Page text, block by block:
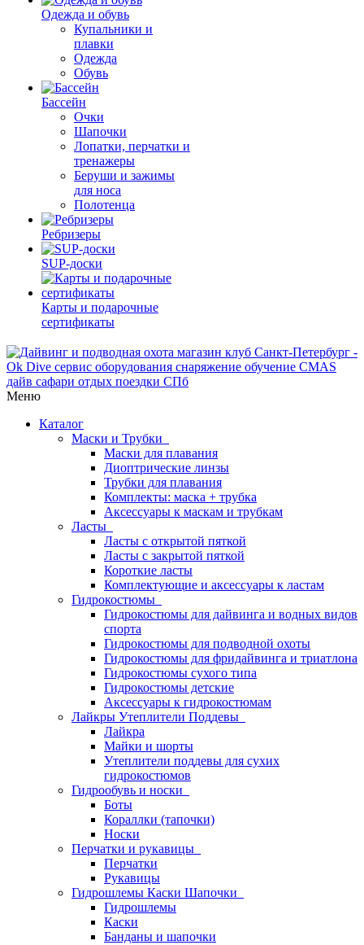
Одежда и обувь
Купальники и
плавки
Одежда
Обувь
Бассейн
Очки
Шапочки
Лопатки, перчатки и
тренажеры
Беруши и зажимы
для носа
Полотенца
Ребризеры
SUP-доски
Карты и подарочные
сертификаты
Меню
Каталог
Маски и Трубки
Маски для плавания
Диоптрические линзы
Трубки для плавания
Комплекты: маска + трубка
Аксессуары к маскам и трубкам
Ласты
Ласты с открытой пяткой
Ласты с закрытой пяткой
Короткие ласты
Комплектующие и аксессуары к ластам
Гидрокостюмы
Гидрокостюмы для дайвинга и водных видов
спорта
Гидрокостюмы для подводной охоты
Гидрокостюмы для фридайвинга и триатлона
Гидрокостюмы сухого типа
Гидрокостюмы детские
Аксессуары к гидрокостюмам
Лайкры Утеплители Поддевы
Лайкра
Майки и шорты
Утеплители поддевы для сухих
гидрокостюмов
Гидрообувь и носки
Боты
Кораллки (тапочки)
Носки
Перчатки и рукавицы
Перчатки
Рукавицы
Гидрошлемы Каски Шапочки
Гидрошлемы
Каски
Банданы и шапочки